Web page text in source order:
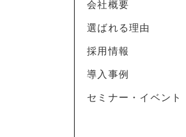
会社概要
選ばれる理由
採用情報
導入事例
セミナー・イベント